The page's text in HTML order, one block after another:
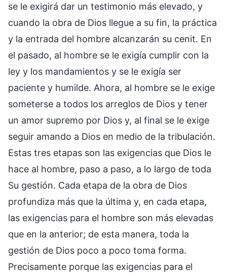
se le exigirá dar un testimonio más elevado, y
cuando la obra de Dios llegue a su fin, la práctica
y la entrada del hombre alcanzarán su cenit. En
el pasado, al hombre se le exigía cumplir con la
ley y los mandamientos y se le exigía ser
paciente y humilde. Ahora, al hombre se le exige
someterse a todos los arreglos de Dios y tener
un amor supremo por Dios y, al final se le exige
seguir amando a Dios en medio de la tribulación.
Estas tres etapas son las exigencias que Dios le
hace al hombre, paso a paso, a lo largo de toda
Su gestión. Cada etapa de la obra de Dios
profundiza más que la última y, en cada etapa,
las exigencias para el hombre son más elevadas
que en la anterior; de esta manera, toda la
gestión de Dios poco a poco toma forma.
Precisamente porque las exigencias para el